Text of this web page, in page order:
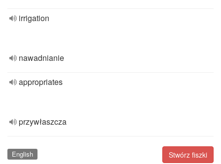
irrigation
nawadnianie
appropriates
przywłaszcza
Stwórz fiszki
English